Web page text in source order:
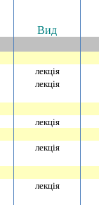
Вид
лекцiя
лекцiя
лекцiя
лекцiя
лекцiя